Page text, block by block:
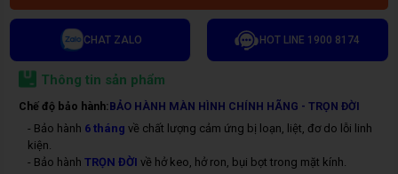
CHAT ZALO HOT LINE 1900 8174
Thông tin sản phẩm
Chế độ bảo hành:BẢO HÀNH MÀN HÌNH CHÍNH HÃNG - TRỌN ĐỜI
- Bảo hành 6 tháng về chất lượng cảm ứng bị loạn, liệt, đơ do lỗi linh
kiện.
- Bảo hành TRỌN ĐỜI về hở keo, hở ron, bụi bọt trong mặt kính.